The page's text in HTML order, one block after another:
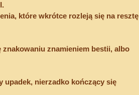
które wkrótce rozleją się na resztę
znamieniem bestii, albo
upadek, nierzadko kończący się